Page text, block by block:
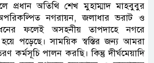
প্রধান অতিথি শেখ মুহাম্মাদ মাহবুবুর
নগরায়ন, জলাধার ভরাট ও
ফলেই অসহনীয় তাপদাহে নগরে
পড়েছে। সাময়িক স্বস্তির জন্য আমরা
কর্মসূচি পালন করছি। কিন্তু দীর্ঘমেয়াদি